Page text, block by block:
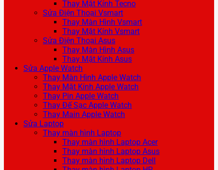
Thay Mặt Kính Tecno
Sửa Điện Thoại Vsmart
Thay Màn Hình Vsmart
Thay Mặt Kính Vsmart
Sửa Điện Thoại Asus
Thay Màn Hình Asus
Thay Mặt Kính Asus
Sửa Apple Watch
Thay Màn Hình Apple Watch
Thay Mặt Kính Apple Watch
Thay Pin Apple Watch
Thay Đế Sạc Apple Watch
Thay Main Apple Watch
Sửa Laptop
Thay màn hình Laptop
Thay màn hình Laptop Acer
Thay màn hình Laptop Asus
Thay màn hình Laptop Dell